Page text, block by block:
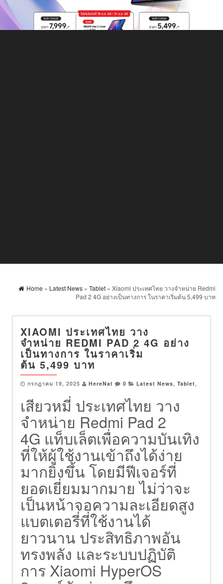
Home » Latest News » Tablet » Xiaomi ประเทศไทย วางจำหน่าย Redmi
Pad 2 4G อย่างเป็นทางการ ในราคาเริ่มต้น 5,499 บาท
XIAOMI ประเทศไทย วาง
จำหน่าย REDMI PAD 2 4G อย่าง
เป็นทางการ ในราคาเริ่ม
ต้น 5,499 บาท
กรกฎาคม 19, 2025 HereNat 0 Latest News, Tablet,
เสียวหมี่ ประเทศไทย วาง
จำหน่าย Redmi Pad 2
4G แท็บเล็ตเพื่อความบันเทิง
ที่ให้ผู้ใช้งานเข้าถึงได้ง่าย
มากยิ่งขึ้น โดยมีฟีเจอร์ที่
ยอดเยี่ยมมากมาย ไม่ว่าจะ
เป็นหน้าจอความละเอียดสูง
แบตเตอรี่ที่ใช้งานได้
ยาวนาน ประสิทธิภาพอัน
ทรงพลัง และระบบปฏิบัติ
การ Xiaomi HyperOS